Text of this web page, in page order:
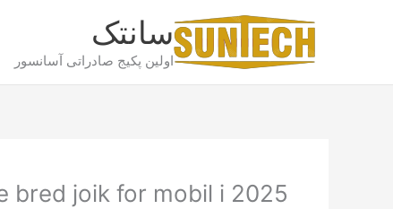
سانتک
اولین پکیج صادراتی آسانسور
bred joik for mobil i 2025